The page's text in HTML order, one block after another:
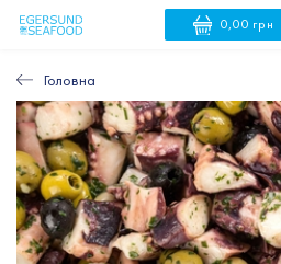
0,00 грн
Головна